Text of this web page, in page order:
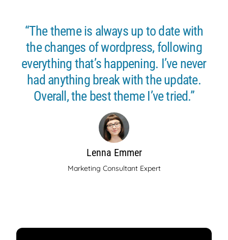
“The theme is always up to date with
the changes of wordpress, following
everything that’s happening. I’ve never
had anything break with the update.
Overall, the best theme I’ve tried.”
Lenna Emmer
Marketing Consultant Expert